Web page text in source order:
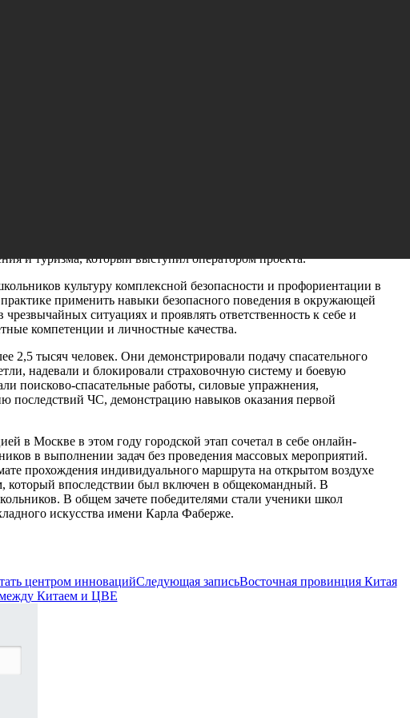
и туризма, который выступил оператором проекта.
культуру комплексной безопасности и профориентации в
практике применить навыки безопасного поведения в окружающей
ситуациях и проявлять ответственность к себе и
компетенции и личностные качества.
тысяч человек. Они демонстрировали подачу спасательного
надевали и блокировали страховочную систему и боевую
поисково-спасательные работы, силовые упражнения,
последствий ЧС, демонстрацию навыков оказания первой
в Москве в этом году городской этап сочетал в себе онлайн-
в выполнении задач без проведения массовых мероприятий.
прохождения индивидуального маршрута на открытом воздухе
который впоследствии был включен в общекомандный. В
В общем зачете победителями стали ученики школ
искусства имени Карла Фаберже.
центром инновацийСледующая записьВосточная провинция Китая
между Китаем и ЦВЕ